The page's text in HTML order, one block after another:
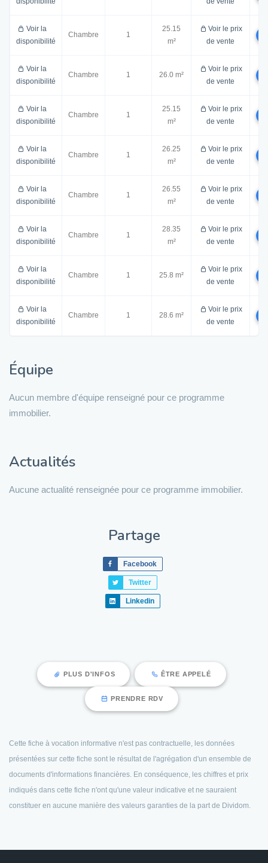
Voir la
disponibilité
Chambre 1
25.15
m²
Voir le prix
de vente
Voir la
disponibilité
Chambre 1 26.0 m²
Voir le prix
de vente
Voir la
disponibilité
Chambre 1
25.15
m²
Voir le prix
de vente
Voir la
disponibilité
Chambre 1
26.25
m²
Voir le prix
de vente
Voir la
disponibilité
Chambre 1
26.55
m²
Voir le prix
de vente
Voir la
disponibilité
Chambre 1
28.35
m²
Voir le prix
de vente
Voir la
disponibilité
Chambre 1 25.8 m²
Voir le prix
de vente
Voir la
disponibilité
Chambre 1 28.6 m²
Voir le prix
de vente
Équipe
Aucun membre d'équipe renseigné pour ce programme
immobilier.
Actualités
Aucune actualité renseignée pour ce programme immobilier.
Partage
Facebook
Twitter
Linkedin
PLUS D'INFOS ÊTRE APPELÉ
PRENDRE RDV
Cette fiche à vocation informative n'est pas contractuelle, les données
présentées sur cette fiche sont le résultat de l'agrégation d'un ensemble de
documents d'informations financières. En conséquence, les chiffres et prix
indiqués dans cette fiche n'ont qu'une valeur indicative et ne sauraient
constituer en aucune manière des valeurs garanties de la part de Dividom.